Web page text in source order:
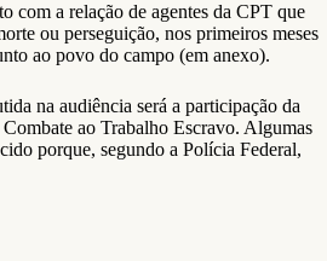
com a relação de agentes da CPT que
ou perseguição, nos primeiros meses
ao povo do campo (em anexo).
na audiência será a participação da
ao Trabalho Escravo. Algumas
porque, segundo a Polícia Federal,